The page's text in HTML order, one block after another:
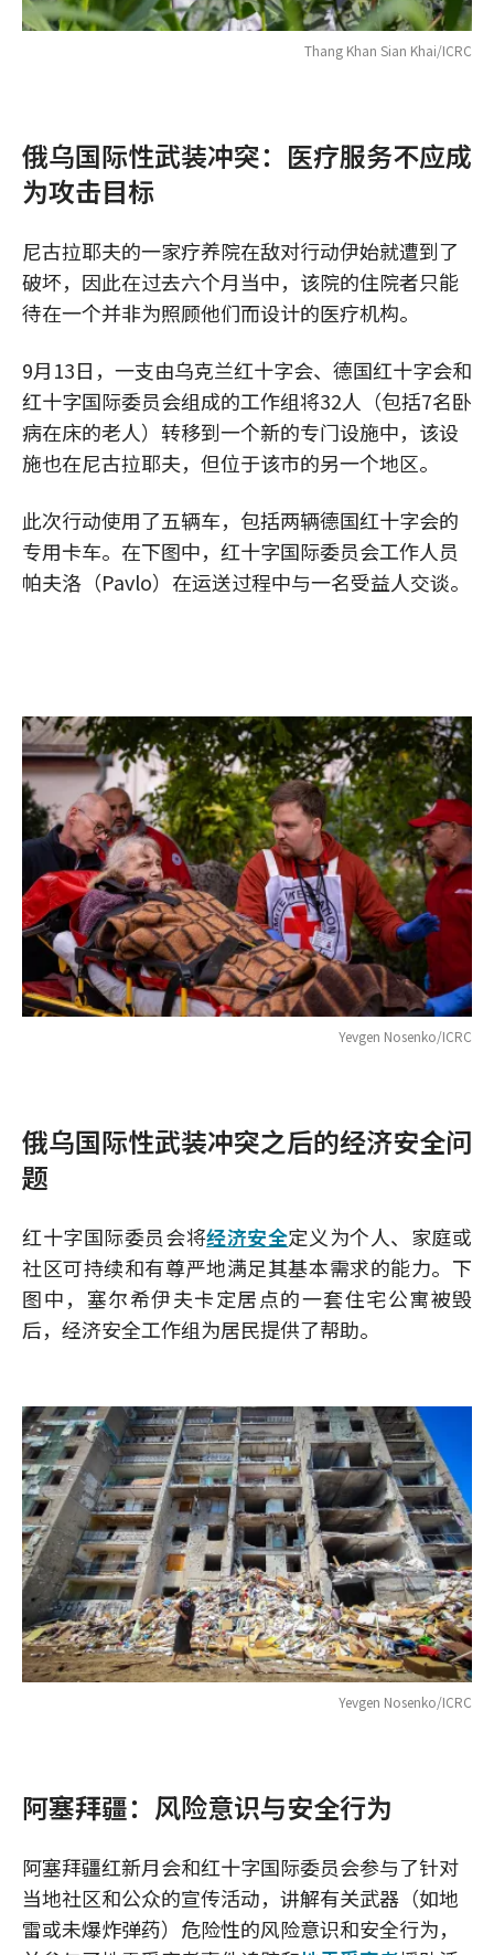
Thang Khan Sian Khai/ICRC
俄乌国际性武装冲突： 医疗服务不应成
为攻击目标
尼古拉耶夫的一家疗养院在敌对行动伊始就遭到了
破坏，因此在过去六个月当中，该院的住院者只能
待在一个并非为照顾他们而设计的医疗机构。
9月13日，一支由乌克兰红十字会、德国红十字会和
红十字国际委员会组成的工作组将32人（包括7名卧
病在床的老人）转移到一个新的专门设施中，该设
施也在尼古拉耶夫，但位于该市的另一个地区。
此次行动使用了五辆车，包括两辆德国红十字会的
专用卡车。在下图中，红十字国际委员会工作人员
帕夫洛（Pavlo）在运送过程中与一名受益人交谈。
Yevgen Nosenko/ICRC
俄乌国际性武装冲突之后的经济安全问
题
红十字国际委员会将经济安全定义为个人、家庭或
社区可持续和有尊严地满足其基本需求的能力。下
图中，塞尔希伊夫卡定居点的一套住宅公寓被毁
后，经济安全工作组为居民提供了帮助。
Yevgen Nosenko/ICRC
阿塞拜疆：风险意识与安全行为
阿塞拜疆红新月会和红十字国际委员会参与了针对
当地社区和公众的宣传活动，讲解有关武器（如地
雷或未爆炸弹药）危险性的风险意识和安全行为，